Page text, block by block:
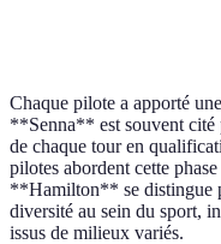
Chaque pilote a apporté
**Senna** est souvent cité
de chaque tour en
pilotes abordent cette
**Hamilton** se distingue
diversité au sein du sport,
issus de milieux variés.